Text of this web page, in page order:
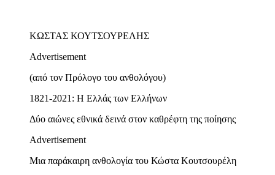
ΚΩΣΤΑΣ ΚΟΥΤΣΟΥΡΕΛΗΣ
Advertisement
(από τον Πρόλογο του ανθολόγου)
1821-2021: Η Ελλάς των Ελλήνων
Δύο αιώνες εθνικά δεινά στον καθρέφτη της ποίησης
Advertisement
Μια παράκαιρη ανθολογία του Κώστα Κουτσουρέλη